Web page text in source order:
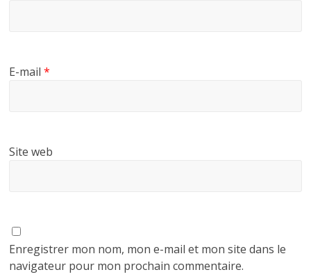
E-mail*
Site web
Enregistrer mon nom, mon e-mail et mon site dans le
navigateur pour mon prochain commentaire.